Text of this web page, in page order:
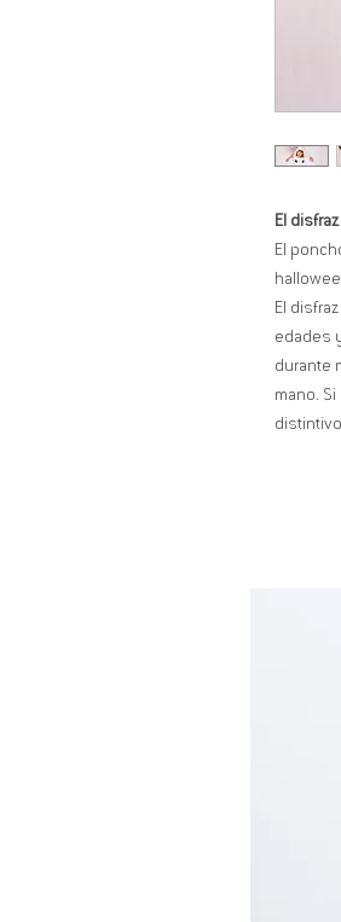
El
El
El
edades
durante
mano.